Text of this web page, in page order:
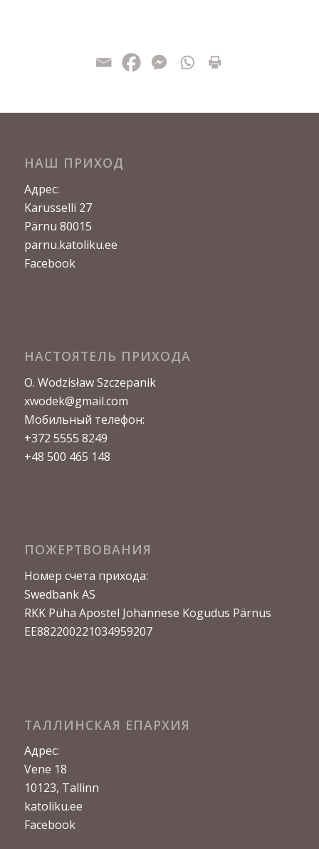
НАШ ПРИХОД
Адрес:
Karusselli 27
Pärnu 80015
parnu.katoliku.ee
Facebook
НАСТОЯТЕЛЬ ПРИХОДА
O. Wodzisław Szczepanik
xwodek@gmail.com
Мобильный телефон:
+372 5555 8249
+48 500 465 148
ПОЖЕРТВОВАНИЯ
Номер счета прихода:
Swedbank AS
RKK Püha Apostel Johannese Kogudus Pärnus
EE882200221034959207
ТАЛЛИНСКАЯ ЕПАРХИЯ
Адрес:
Vene 18
10123, Tallinn
katoliku.ee
Facebook